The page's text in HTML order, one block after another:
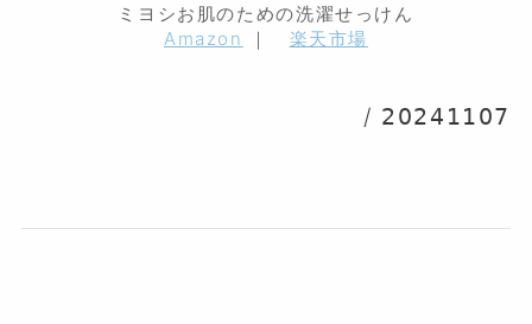
ミヨシお肌のための洗濯せっけん
Amazon
｜ 楽天市場
/ 𝟤𝟢𝟤𝟦𝟣𝟣𝟢𝟩